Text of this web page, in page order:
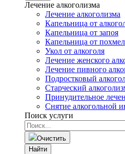
Лечение алкоголизма
Лечение алкоголизма
Капельница от
Капельница от запоя
Капельница от
Укол от алкоголя
Лечение женского
Лечение пивного
Подростковый
Старческий
Принудительное
Снятие алкогольной
Поиск услуги
Очистить
Найти